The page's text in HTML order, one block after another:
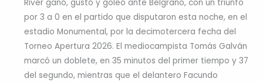
River ganó, gustó y goleó ante Belgrano, con un triunfo
por 3 a 0 en el partido que disputaron esta noche, en el
estadio Monumental, por la decimotercera fecha del
Torneo Apertura 2026. El mediocampista Tomás Galván
marcó un doblete, en 35 minutos del primer tiempo y 37
del segundo, mientras que el delantero Facundo